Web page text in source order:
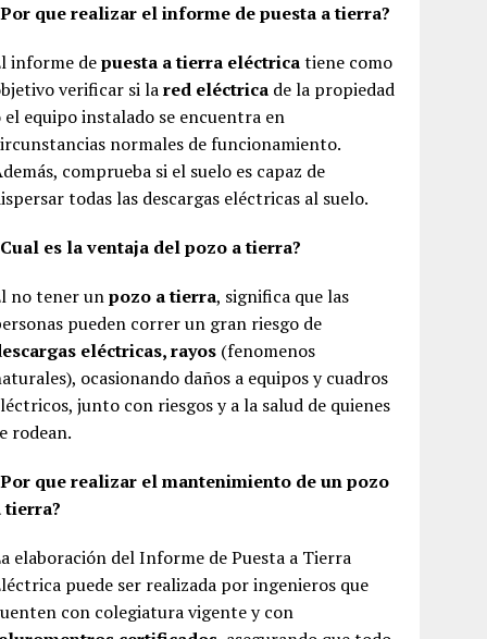
que realizar el informe de puesta a tierra?
informe depuesta a tierra eléctricatiene como
verificar si lared eléctrica de la propiedad
el equipo instalado se encuentra en
normales de funcionamiento.
comprueba si el suelo es capaz de
todas las descargas eléctricas al suelo.
es la ventaja del pozo a tierra?
no tener unpozo a tierra, significa que las
pueden correr un gran riesgo de
eléctricas, rayos (fenomenos
ocasionando daños a equipos y cuadros
junto con riesgos y a la salud de quienes
rodean.
que realizar el mantenimiento de un pozo
tierra?
elaboración del Informe de Puesta a Tierra
puede ser realizada por ingenieros que
con colegiatura vigente y con